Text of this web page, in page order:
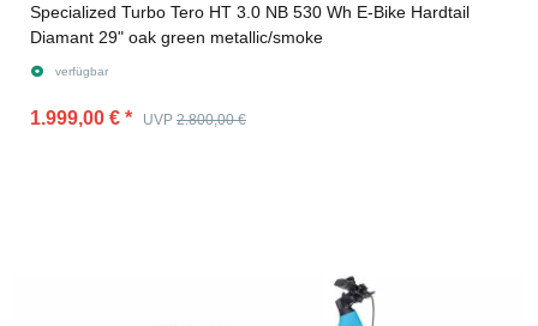
Specialized Turbo Tero HT 3.0 NB 530 Wh E-Bike Hardtail
Diamant 29" oak green metallic/smoke
verfügbar
1.999,00 € * UVP 2.800,00 €